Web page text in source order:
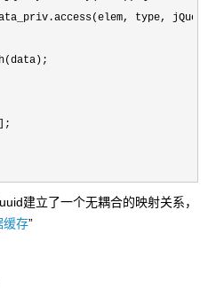
type,
建立了一个无耦合的映射关系，
缓存”